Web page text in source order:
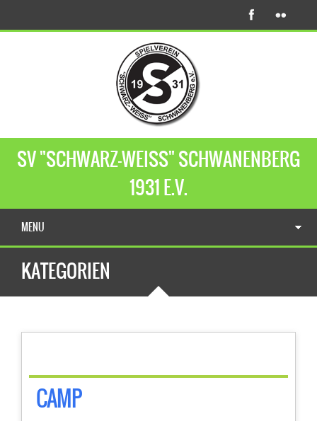
SV "SCHWARZ-WEISS" SCHWANENBERG
1931 E.V.
MENU
KATEGORIEN
CAMP